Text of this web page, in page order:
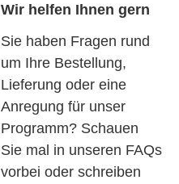
Wir helfen Ihnen gern
Sie haben Fragen rund
um Ihre Bestellung,
Lieferung oder eine
Anregung für unser
Programm? Schauen
Sie mal in unseren FAQs
vorbei oder schreiben